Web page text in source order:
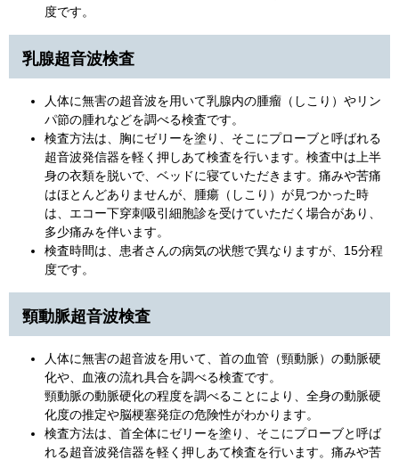
度です。
乳腺超音波検査
人体に無害の超音波を用いて乳腺内の腫瘤（しこり）やリン
パ節の腫れなどを調べる検査です。
検査方法は、胸にゼリーを塗り、そこにプローブと呼ばれる
超音波発信器を軽く押しあて検査を行います。検査中は上半
身の衣類を脱いで、ベッドに寝ていただきます。痛みや苦痛
はほとんどありませんが、腫瘍（しこり）が見つかった時
は、エコー下穿刺吸引細胞診を受けていただく場合があり、
多少痛みを伴います。
検査時間は、患者さんの病気の状態で異なりますが、15分程
度です。
頸動脈超音波検査
人体に無害の超音波を用いて、首の血管（頸動脈）の動脈硬
化や、血液の流れ具合を調べる検査です。
頸動脈の動脈硬化の程度を調べることにより、全身の動脈硬
化度の推定や脳梗塞発症の危険性がわかります。
検査方法は、首全体にゼリーを塗り、そこにプローブと呼ば
れる超音波発信器を軽く押しあて検査を行います。痛みや苦